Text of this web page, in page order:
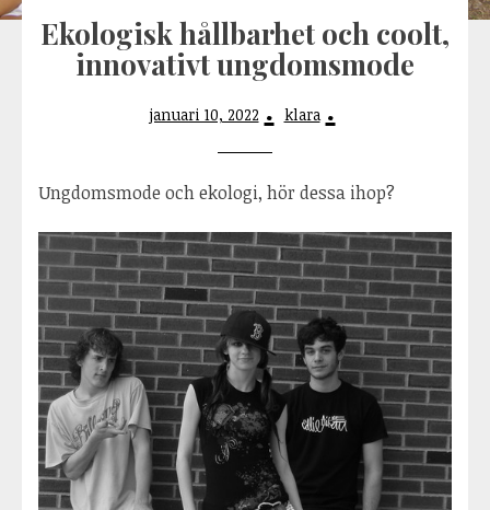
Ekologisk hållbarhet och coolt,
innovativt ungdomsmode
januari 10, 2022 klara
Ungdomsmode och ekologi, hör dessa ihop?